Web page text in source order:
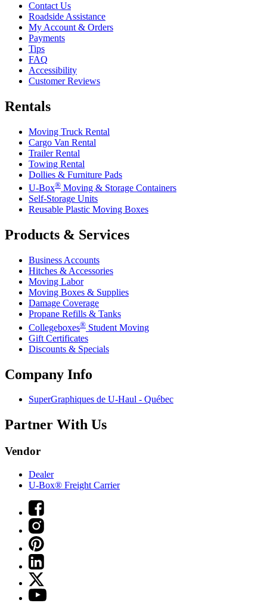
Contact Us
Roadside Assistance
My Account & Orders
Payments
Tips
FAQ
Accessibility
Customer Reviews
Rentals
Moving Truck Rental
Cargo Van Rental
Trailer Rental
Towing Rental
Dollies & Furniture Pads
U-Box® Moving & Storage Containers
Self-Storage Units
Reusable Plastic Moving Boxes
Products & Services
Business Accounts
Hitches & Accessories
Moving Labor
Moving Boxes & Supplies
Damage Coverage
Propane Refills & Tanks
Collegeboxes® Student Moving
Gift Certificates
Discounts & Specials
Company Info
SuperGraphiques de U-Haul - Québec
Partner With Us
Vendor
Dealer
U-Box® Freight Carrier